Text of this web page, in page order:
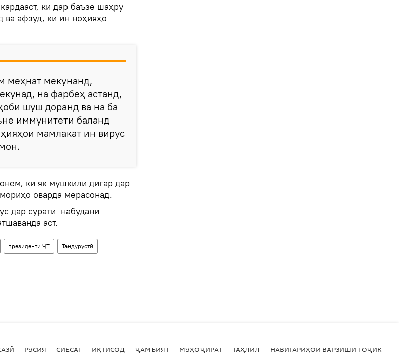
ки дар баъзе шаҳру
ва афзуд, ки ин ноҳияҳо
меҳнат мекунанд,
на фарбеҳ астанд,
шуш доранд ва на ба
иммунитети баланд
мамлакат ин вирус
ки як мушкили дигар дар
оварда мерасонад.
дар сурати набудани
аст.
президенти ҶТ Тандурустӣ
РУСИЯ СИЁСАТ ИҚТИСОД ҶАМЪИЯТ МУҲОҶИРАТ ТАҲЛИЛ НАВИГАРИҲОИ ВАРЗИШИ